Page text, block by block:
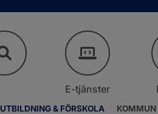
UTBILDNING & FÖRSKOLA KOMMUN
E-tjänster